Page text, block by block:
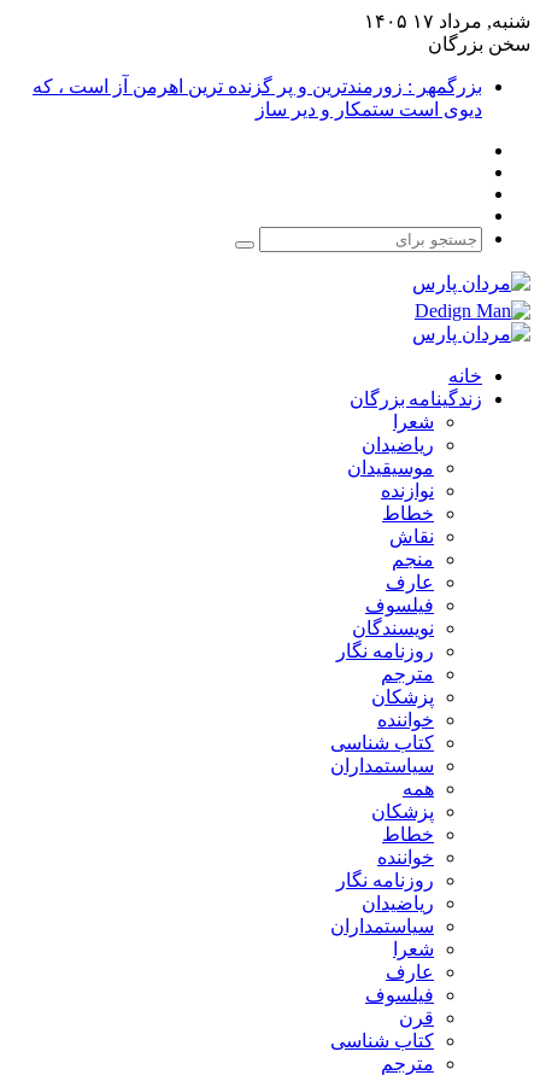
شنبه, مرداد ۱۷ ۱۴۰۵
سخن بزرگان
بزرگمهر : زورمندترین و پر گزنده ترین اهرمن آز است ، که
دیوی است ستمکار و دیر ساز
جستجو
خانه
زندگینامه بزرگان
شعرا
ریاضیدان
موسیقیدان
نوازنده
خطاط
نقاش
منجم
عارف
فیلسوف
نویسندگان
روزنامه نگار
مترجم
پزشکان
خواننده
کتاب شناسی
سیاستمداران
همه
پزشکان
خطاط
خواننده
روزنامه نگار
ریاضیدان
سیاستمداران
شعرا
عارف
فیلسوف
قرن
کتاب شناسی
مترجم